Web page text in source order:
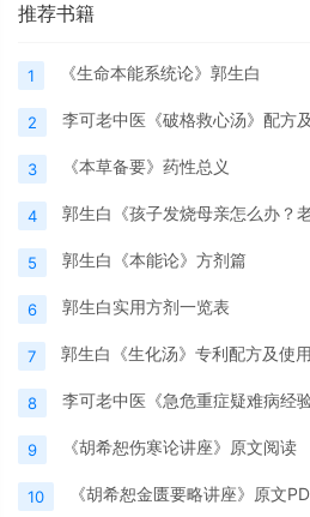
推荐书籍
1 《生命本能系统论》郭生白
2 李可老中医《破格救心汤》配方
3 《本草备要》药性总义
4 郭生白《孩子发烧母亲怎么办？
5 郭生白《本能论》方剂篇
6 郭生白实用方剂一览表
7 郭生白《生化汤》专利配方及使
8 李可老中医《急危重症疑难病经验
9 《胡希恕伤寒论讲座》原文阅读
10 《胡希恕金匮要略讲座》原文